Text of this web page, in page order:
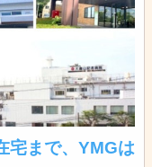
宅まで、YMGは